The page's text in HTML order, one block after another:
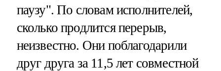
паузу". По словам исполнителей,
сколько продлится перерыв,
неизвестно. Они поблагодарили
друг друга за 11,5 лет совместной